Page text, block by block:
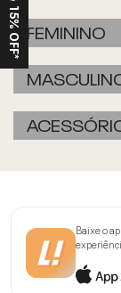
FEMININO
Baixe o